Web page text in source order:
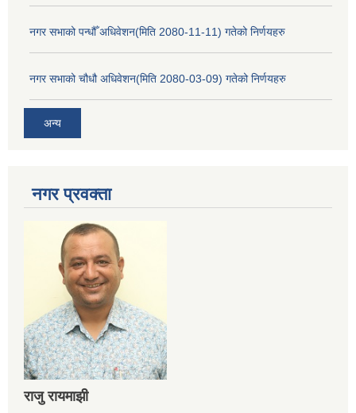
नगर सभाको पन्धौँ अधिवेशन(मिति 2080-11-11) गतेको निर्णयहरु
नगर सभाको चौधौ अधिवेशन(मिति 2080-03-09) गतेको निर्णयहरु
अन्य
नगर प्रव‌क्ता
राजु रायमाझी